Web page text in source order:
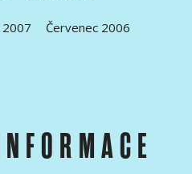
2007 Červenec 2006